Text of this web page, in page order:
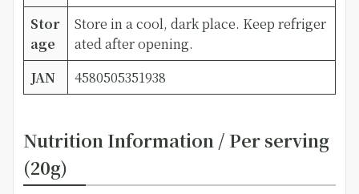
Stor
age
Store in a cool, dark place. Keep refriger
ated after opening.
JAN
4580505351938
Nutrition Information / Per serving
(20g)